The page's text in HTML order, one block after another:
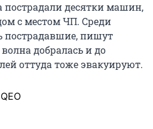
пострадали десятки машин,
с местом ЧП. Среди
пострадавшие, пишут
добралась и до
оттуда тоже эвакуируют.